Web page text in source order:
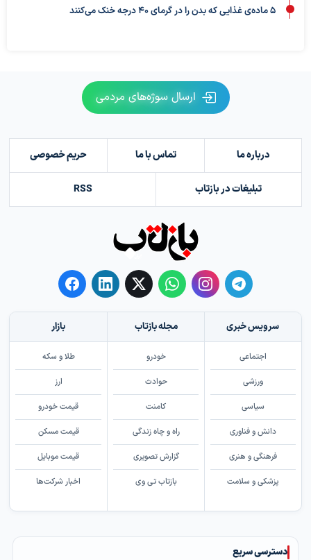
۵ ماده‌ی غذایی که بدن را در گرمای ۴۰ درجه خنک می‌کنند
ارسال سوژه‌های مردمی
درباره ما تماس با ما حریم خصوصی
تبلیغات در بازتاب RSS
سرویس خبری
اجتماعی
ورزشی
سیاسی
دانش و فناوری
فرهنگی و هنری
پزشکی و سلامت
مجله بازتاب
خودرو
حوادث
کامنت
راه و چاه زندگی
گزارش تصویری
بازتاب تی وی
بازار
طلا و سکه
ارز
قیمت خودرو
قیمت مسکن
قیمت موبایل
اخبار شرکت‌ها
دسترسی سریع